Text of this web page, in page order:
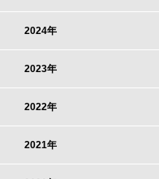
2024年
2023年
2022年
2021年